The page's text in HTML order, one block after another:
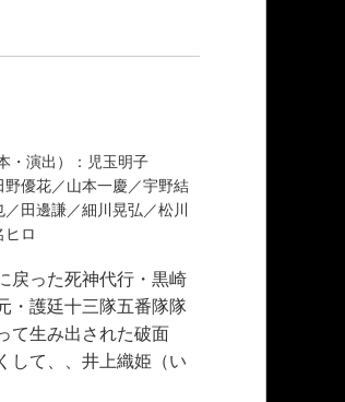
・演出）：児玉明子
優花／山本一慶／宇野結
田邊謙／細川晃弘／松川
ヒロ
戻った死神代行・黒崎
・護廷十三隊五番隊隊
て生み出された破面
して、、井上織姫（い